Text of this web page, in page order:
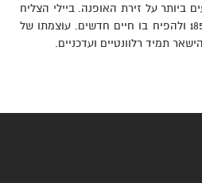
ביותר על זירת האופנה. ביילי הצליח
לקחת מותג ותיק, שנוסד ב-1856 ולהפיח בו חיים חדשים. עוצמתו של
תמיד רלוונטיים ועדכניים.